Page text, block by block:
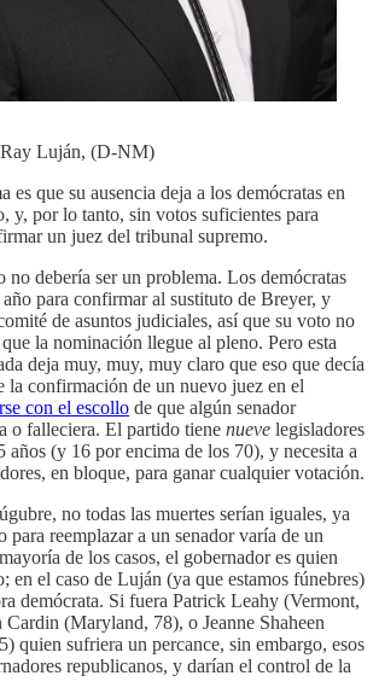
Ray Luján, (D-NM)
es que su ausencia deja a los demócratas en
y, por lo tanto, sin votos suficientes para
un juez del tribunal supremo.
no debería ser un problema. Los demócratas
para confirmar al sustituto de Breyer, y
de asuntos judiciales, así que su voto no
que la nominación llegue al pleno. Pero esta
deja muy, muy, muy claro que eso que decía
la confirmación de un nuevo juez en el
con el escollo de que algún senador
o falleciera. El partido tiene nueve legisladores
años (y 16 por encima de los 70), y necesita a
en bloque, para ganar cualquier votación.
no todas las muertes serían iguales, ya
para reemplazar a un senador varía de un
de los casos, el gobernador es quien
en el caso de Luján (ya que estamos fúnebres)
demócrata. Si fuera Patrick Leahy (Vermont,
(Maryland, 78), o Jeanne Shaheen
quien sufriera un percance, sin embargo, esos
republicanos, y darían el control de la